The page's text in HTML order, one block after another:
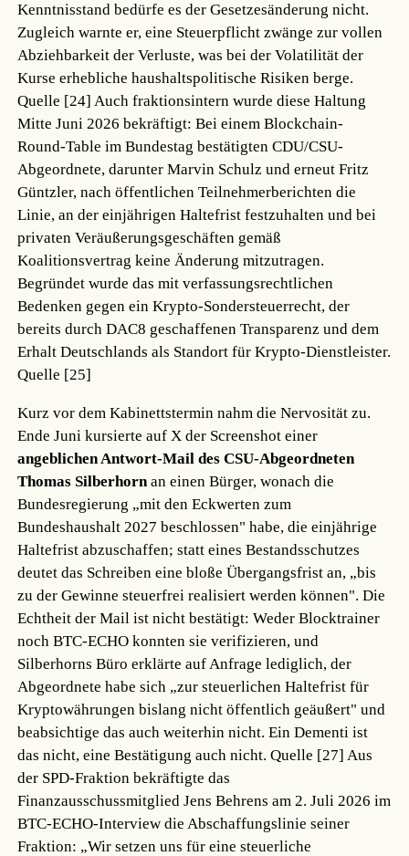
Kenntnisstand bedürfe es der Gesetzesänderung nicht.
Zugleich warnte er, eine Steuerpflicht zwänge zur vollen
Abziehbarkeit der Verluste, was bei der Volatilität der
Kurse erhebliche haushaltspolitische Risiken berge.
Quelle [24] Auch fraktionsintern wurde diese Haltung
Mitte Juni 2026 bekräftigt: Bei einem Blockchain-
Round-Table im Bundestag bestätigten CDU/CSU-
Abgeordnete, darunter Marvin Schulz und erneut Fritz
Güntzler, nach öffentlichen Teilnehmerberichten die
Linie, an der einjährigen Haltefrist festzuhalten und bei
privaten Veräußerungsgeschäften gemäß
Koalitionsvertrag keine Änderung mitzutragen.
Begründet wurde das mit verfassungsrechtlichen
Bedenken gegen ein Krypto-Sondersteuerrecht, der
bereits durch DAC8 geschaffenen Transparenz und dem
Erhalt Deutschlands als Standort für Krypto-Dienstleister.
Quelle [25]
Kurz vor dem Kabinettstermin nahm die Nervosität zu.
Ende Juni kursierte auf X der Screenshot einer
angeblichen Antwort-Mail des CSU-Abgeordneten
Thomas Silberhornan einen Bürger, wonach die
Bundesregierung „mit den Eckwerten zum
Bundeshaushalt 2027 beschlossen" habe, die einjährige
Haltefrist abzuschaffen; statt eines Bestandsschutzes
deutet das Schreiben eine bloße Übergangsfrist an, „bis
zu der Gewinne steuerfrei realisiert werden können". Die
Echtheit der Mail ist nicht bestätigt: Weder Blocktrainer
noch BTC-ECHO konnten sie verifizieren, und
Silberhorns Büro erklärte auf Anfrage lediglich, der
Abgeordnete habe sich „zur steuerlichen Haltefrist für
Kryptowährungen bislang nicht öffentlich geäußert" und
beabsichtige das auch weiterhin nicht. Ein Dementi ist
das nicht, eine Bestätigung auch nicht.Quelle [27] Aus
der SPD-Fraktion bekräftigte das
Finanzausschussmitglied Jens Behrens am 2. Juli 2026 im
BTC-ECHO-Interview die Abschaffungslinie seiner
Fraktion: „Wir setzen uns für eine steuerliche